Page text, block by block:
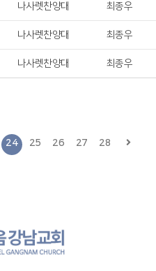
나사렛찬양대 최종우
나사렛찬양대 최종우
나사렛찬양대 최종우
24 25 26 27 28